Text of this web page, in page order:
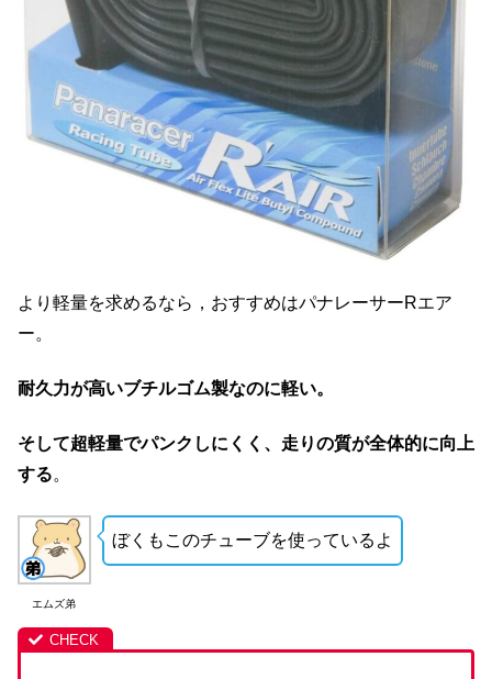
より軽量を求めるなら，おすすめはパナレーサーRエア
ー。
耐久力が高いブチルゴム製なのに軽い。
そして超軽量でパンクしにくく、走りの質が全体的に向上
する。
エムズ弟
ぼくもこのチューブを使っているよ